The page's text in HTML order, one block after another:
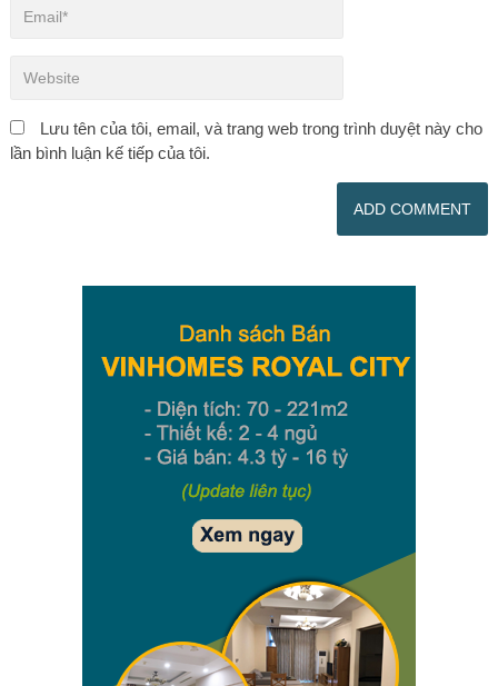
Lưu tên của tôi, email, và trang web trong trình duyệt này cho
lần bình luận kế tiếp của tôi.